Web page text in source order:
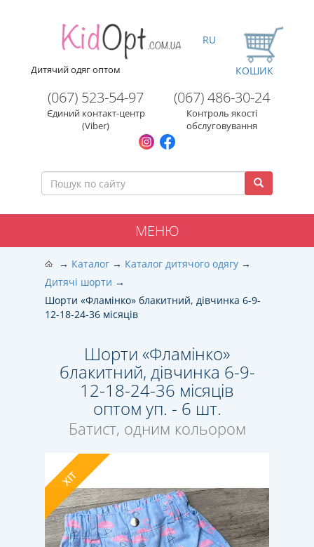
Дитячий одяг оптом
(067) 523-54-97
Єдиний контакт-центр
(Viber)
(067) 486-30-24
Контроль якості
обслуговування
RU
КОШИК
МЕНЮ
Каталог
Каталог дитячого одягу
Дитячі шорти
Шорти «Фламінко» блакитний, дівчинка 6-9-
12-18-24-36 місяців
Шорти «Фламінко»
блакитний, дівчинка 6-9-
12-18-24-36 місяців
оптом уп. - 6 шт.
Батист, одним кольором
ХІТ